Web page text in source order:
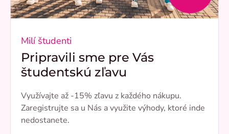
Milí študenti
Pripravili sme pre Vás
študentskú zľavu
Využívajte až -15% zľavu z každého nákupu.
Zaregistrujte sa u Nás a využite výhody, ktoré inde
nedostanete.